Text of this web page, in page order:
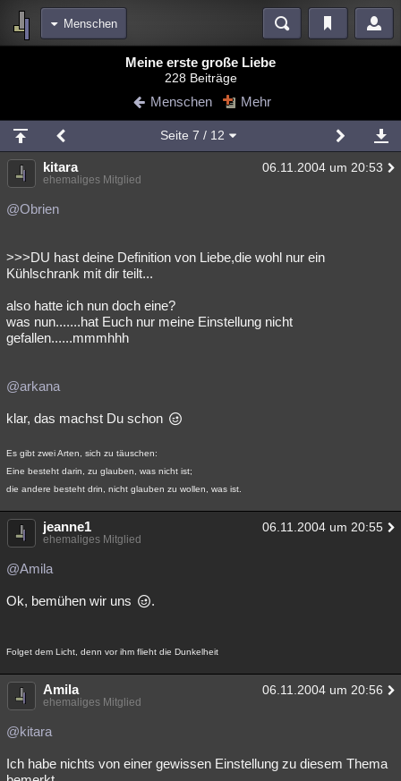
Menschen
Blogs Videos
Chat Wiki Neuigkeiten
meine Rubriken
Menschen Mystery Kriminalfälle
Spiritualität
weitere Rubriken
Astronomie Helpdesk Gruppen Gaming
Übersichten
Besucht Teilgenommen
Lesenswert Schlüsselwörter
Meine erste große Liebe
228 Beiträge
Menschen Mehr
Seite 7 / 12
kitara 06.11.2004 um 20:53
ehemaliges Mitglied
@Obrien
>>>DU hast deine Definition von Liebe,die wohl nur ein
Kühlschrank mit dir teilt...
also hatte ich nun doch eine?
was nun.......hat Euch nur meine Einstellung nicht
gefallen......mmmhhh
@arkana
klar, das machst Du schon
Es gibt zwei Arten, sich zu täuschen:
Eine besteht darin, zu glauben, was nicht ist;
die andere besteht drin, nicht glauben zu wollen, was ist.
jeanne1 06.11.2004 um 20:55
ehemaliges Mitglied
@Amila
Ok, bemühen wir uns .
Folget dem Licht, denn vor ihm flieht die Dunkelheit
Amila 06.11.2004 um 20:56
ehemaliges Mitglied
@kitara
Ich habe nichts von einer gewissen Einstellung zu diesem Thema